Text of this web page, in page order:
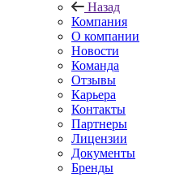
Назад
Компания
О компании
Новости
Команда
Отзывы
Карьера
Контакты
Партнеры
Лицензии
Документы
Бренды